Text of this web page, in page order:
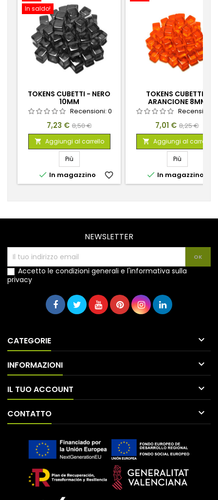
In saldo!
TOKENS CUBETTI - NERO
10MM
Recensioni: 0
Prezzo
7,23 € Prezzo
base
8,50 €
 Aggiungi al carrello
Più
 In magazzino favorite_border
TOKENS CUBETTI -
ARANCIONE 8MM
Recensioni:
Prezzo
7,01 € Prezzo
base
8,25 €
 Aggiungi al carrello
Più
 In magazzino
NEWSLETTER
Accetto le condizioni generali e l'informativa sulla
privacy
CATEGORIE 
INFORMAZIONI 
IL TUO ACCOUNT 
CONTATTO 